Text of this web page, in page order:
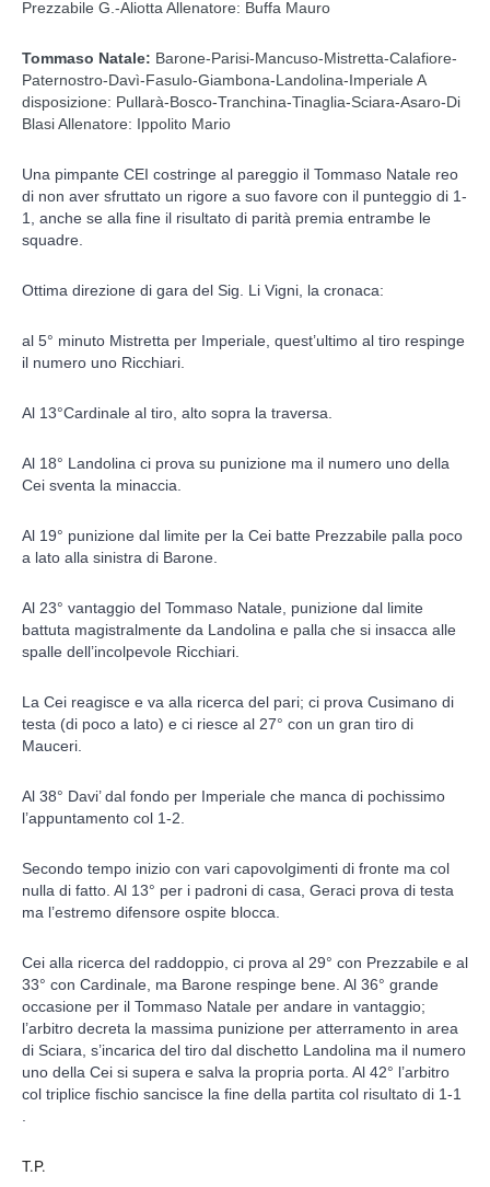
Prezzabile G.-Aliotta Allenatore: Buffa Mauro
Tommaso Natale: Barone-Parisi-Mancuso-Mistretta-Calafiore-
Paternostro-Davì-Fasulo-Giambona-Landolina-Imperiale A
disposizione: Pullarà-Bosco-Tranchina-Tinaglia-Sciara-Asaro-Di
Blasi Allenatore: Ippolito Mario
Una pimpante CEI costringe al pareggio il Tommaso Natale reo
di non aver sfruttato un rigore a suo favore con il punteggio di 1-
1, anche se alla fine il risultato di parità premia entrambe le
squadre.
Ottima direzione di gara del Sig. Li Vigni, la cronaca:
al 5° minuto Mistretta per Imperiale, quest’ultimo al tiro respinge
il numero uno Ricchiari.
Al 13°Cardinale al tiro, alto sopra la traversa.
Al 18° Landolina ci prova su punizione ma il numero uno della
Cei sventa la minaccia.
Al 19° punizione dal limite per la Cei batte Prezzabile palla poco
a lato alla sinistra di Barone.
Al 23° vantaggio del Tommaso Natale, punizione dal limite
battuta magistralmente da Landolina e palla che si insacca alle
spalle dell’incolpevole Ricchiari.
La Cei reagisce e va alla ricerca del pari; ci prova Cusimano di
testa (di poco a lato) e ci riesce al 27° con un gran tiro di
Mauceri.
Al 38° Davi’ dal fondo per Imperiale che manca di pochissimo
l’appuntamento col 1-2.
Secondo tempo inizio con vari capovolgimenti di fronte ma col
nulla di fatto. Al 13° per i padroni di casa, Geraci prova di testa
ma l’estremo difensore ospite blocca.
Cei alla ricerca del raddoppio, ci prova al 29° con Prezzabile e al
33° con Cardinale, ma Barone respinge bene. Al 36° grande
occasione per il Tommaso Natale per andare in vantaggio;
l’arbitro decreta la massima punizione per atterramento in area
di Sciara, s’incarica del tiro dal dischetto Landolina ma il numero
uno della Cei si supera e salva la propria porta. Al 42° l’arbitro
col triplice fischio sancisce la fine della partita col risultato di 1-1
T.P.